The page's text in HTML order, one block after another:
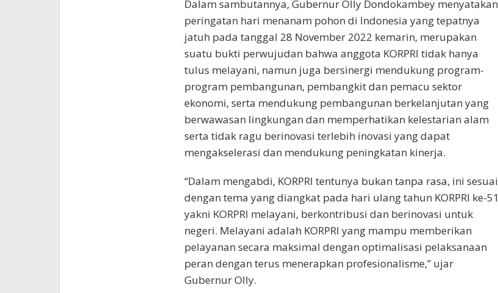
Dalam sambutannya, Gubernur Olly Dondokambey menyatakan
peringatan hari menanam pohon di Indonesia yang tepatnya
jatuh pada tanggal 28 November 2022 kemarin, merupakan
suatu bukti perwujudan bahwa anggota KORPRI tidak hanya
tulus melayani, namun juga bersinergi mendukung program-
program pembangunan, pembangkit dan pemacu sektor
ekonomi, serta mendukung pembangunan berkelanjutan yang
berwawasan lingkungan dan memperhatikan kelestarian alam
serta tidak ragu berinovasi terlebih inovasi yang dapat
mengakselerasi dan mendukung peningkatan kinerja.
“Dalam mengabdi, KORPRI tentunya bukan tanpa rasa, ini sesuai
dengan tema yang diangkat pada hari ulang tahun KORPRI ke-51
yakni KORPRI melayani, berkontribusi dan berinovasi untuk
negeri. Melayani adalah KORPRI yang mampu memberikan
pelayanan secara maksimal dengan optimalisasi pelaksanaan
peran dengan terus menerapkan profesionalisme,” ujar
Gubernur Olly.